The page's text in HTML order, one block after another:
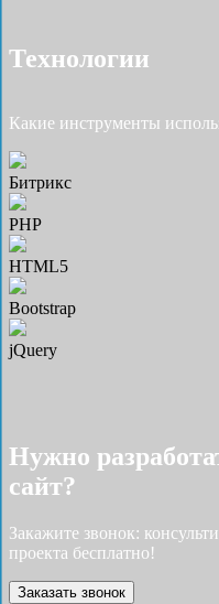
Технологии
Какие инструменты
Битрикс
PHP
HTML5
Bootstrap
jQuery
Нужно
сайт?
Закажите звонок:
проекта бесплатно!
Заказать звонок